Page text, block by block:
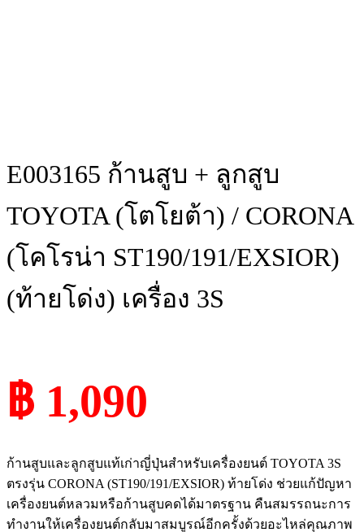
E003165 ก้านสูบ + ลูกสูบ
TOYOTA (โตโยต้า) / CORONA
(โคโรน่า ST190/191/EXSIOR)
(ท้ายโด่ง) เครื่อง 3S
฿ 1,090
ก้านสูบและลูกสูบแท้เก่าญี่ปุ่นสำหรับเครื่องยนต์ TOYOTA 3S
ตรงรุ่น CORONA (ST190/191/EXSIOR) ท้ายโด่ง ช่วยแก้ปัญหา
เครื่องยนต์หลวมหรือก้านสูบคดได้มาตรฐาน คืนสมรรถนะการ
ทำงานให้เครื่องยนต์กลับมาสมบูรณ์อีกครั้งด้วยอะไหล่คุณภาพ